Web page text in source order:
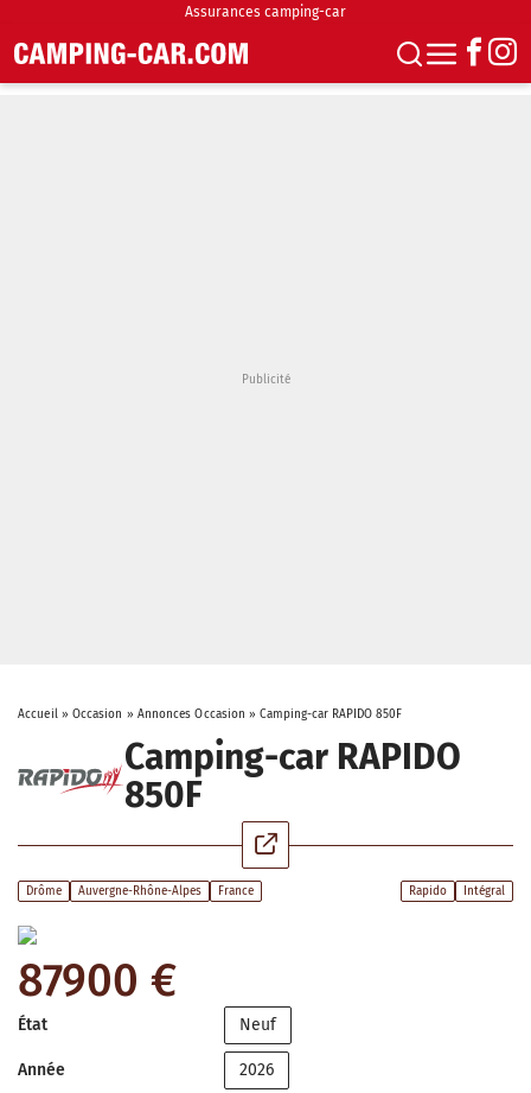
Assurances camping-car
Accueil» Occasion » Annonces Occasion »Camping-car RAPIDO 850F
Camping-car RAPIDO
850F
Drôme Auvergne-Rhône-Alpes France Rapido Intégral
87900 €
État Neuf
Année 2026